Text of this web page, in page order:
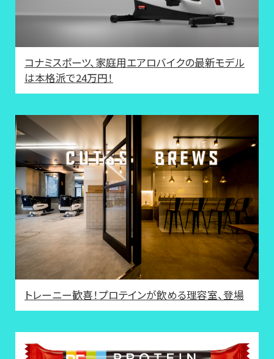
コナミスポーツ、家庭用エアロバイクの最新モデル
は本格派で24万円！
トレーニー歓喜！プロテインが飲める理容室、登場